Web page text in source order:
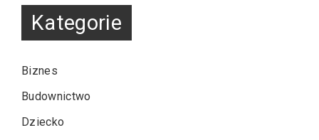
Kategorie
Biznes
Budownictwo
Dziecko